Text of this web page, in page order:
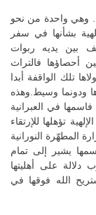
وهي واحدة من نحو
بشأنها في سفر
بين يديه ربوات
أحصاؤها فالتراث
تلك الواقفة أبدا
ودونما وسيط.وهذه
في العبرانية
تؤهلها للإرتقاء
المطهّرة النورانية
يشير إلى تمام
على أهليتها
الله فوقها في